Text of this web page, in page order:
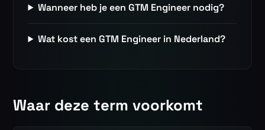
Wanneer heb je een GTM Engineer nodig?
Wat kost een GTM Engineer in Nederland?
Waar deze term voorkomt